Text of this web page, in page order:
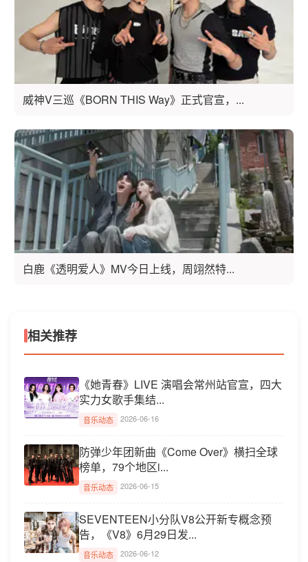
威神V三巡《BORN THIS Way》正式官宣，...
白鹿《透明爱人》MV今日上线，周翊然特...
相关推荐
《她青春》LIVE 演唱会常州站官宣，四大
实力女歌手集结...
音乐动态 2026-06-16
防弹少年团新曲《Come Over》横扫全球
榜单，79个地区i...
音乐动态 2026-06-15
SEVENTEEN小分队V8公开新专概念预
告，《V8》6月29日发...
音乐动态 2026-06-12